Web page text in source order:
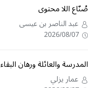
صُنّاع اللا محتوى
عبد الناصر بن عيسى
2026/08/07
المدرسة والعائلة ورهان البقاء
عمار يزلي